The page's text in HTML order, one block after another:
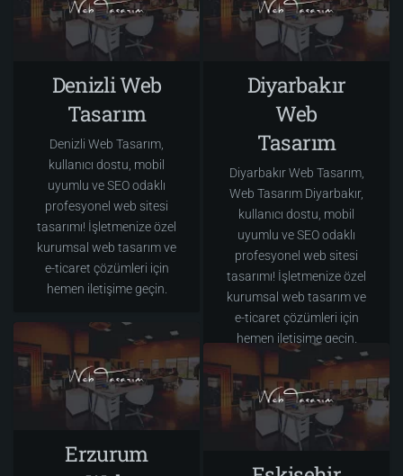
Denizli Web
Tasarım
Denizli Web Tasarım,
kullanıcı dostu, mobil
uyumlu ve SEO odaklı
profesyonel web sitesi
tasarımı! İşletmenize özel
kurumsal web tasarım ve
e-ticaret çözümleri için
hemen iletişime geçin.
Diyarbakır
Web
Tasarım
Diyarbakır Web Tasarım,
Web Tasarım Diyarbakır,
kullanıcı dostu, mobil
uyumlu ve SEO odaklı
profesyonel web sitesi
tasarımı! İşletmenize özel
kurumsal web tasarım ve
e-ticaret çözümleri için
hemen iletişime geçin.
Erzurum